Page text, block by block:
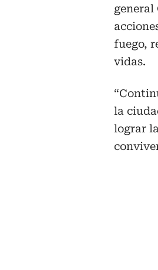
general
fuego,
vidas.
la
lograr